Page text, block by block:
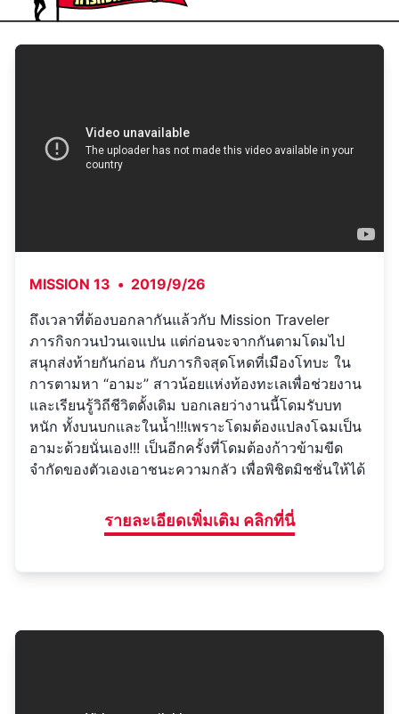
MISSION 13 • 2019/9/26
ถึงเวลาที่ต้องบอกลากันแล้วกับ Mission Traveler
ภารกิจกวนป่วนเจแปน แต่ก่อนจะจากกันตามโดมไป
สนุกส่งท้ายกันก่อน กับภารกิจสุดโหดที่เมืองโทบะ ใน
การตามหา “อามะ” สาวน้อยแห่งท้องทะเลเพื่อช่วยงาน
และเรียนรู้วิถีชีวิตดั้งเดิม บอกเลยว่างานนี้โดมรับบท
หนัก ทั้งบนบกและในน้ำ!!!เพราะโดมต้องแปลงโฉมเป็น
อามะด้วยนั่นเอง!!! เป็นอีกครั้งที่โดมต้องก้าวข้ามขีด
จำกัดของตัวเองเอาชนะความกลัว เพื่อพิชิตมิชชั่นให้ได้
รายละเอียดเพิ่มเติม คลิกที่นี่